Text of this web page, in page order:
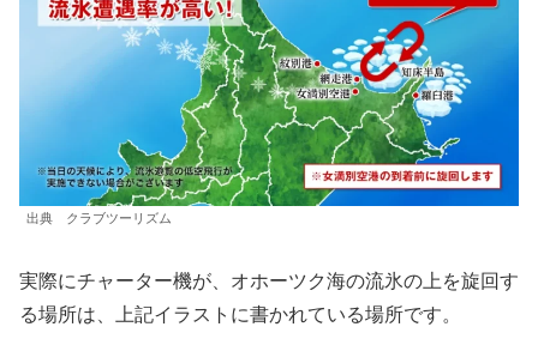
出典 クラブツーリズム
実際にチャーター機が、オホーツク海の流氷の上を旋回す
る場所は、上記イラストに書かれている場所です。